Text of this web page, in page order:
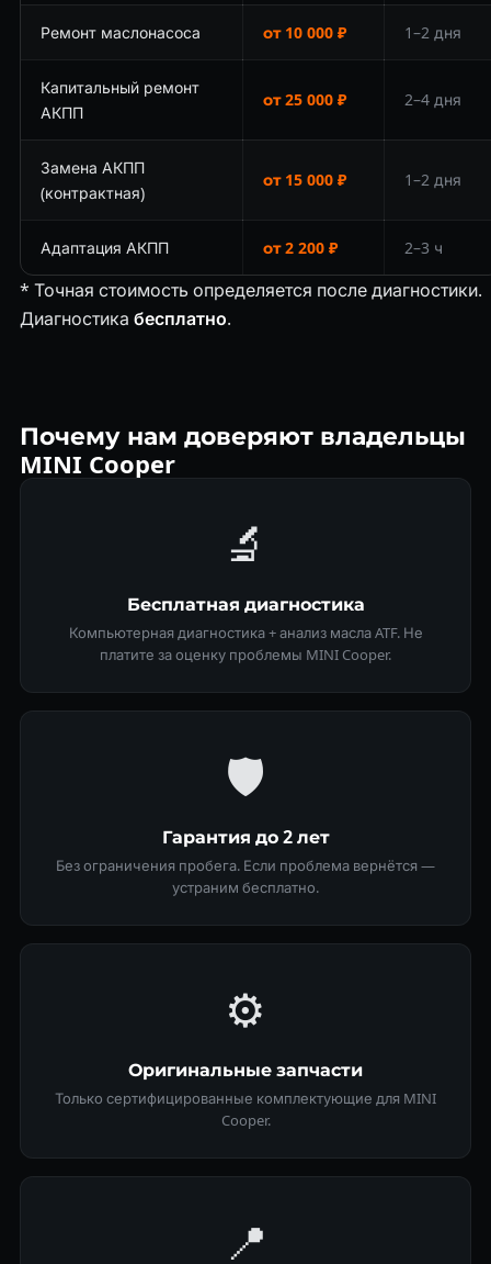
Ремонт маслонасоса от 10 000 ₽ 1–2 дня
Капитальный ремонт
АКПП
от 25 000 ₽ 2–4 дня
Замена АКПП
(контрактная)
от 15 000 ₽ 1–2 дня
Адаптация АКПП от 2 200 ₽ 2–3 ч
* Точная стоимость определяется после диагностики.
Диагностика бесплатно.
Почему нам доверяют владельцы
MINI Cooper
🔬
Бесплатная диагностика
Компьютерная диагностика + анализ масла ATF. Не
платите за оценку проблемы MINI Cooper.
🛡
Гарантия до 2 лет
Без ограничения пробега. Если проблема вернётся —
устраним бесплатно.
⚙️
Оригинальные запчасти
Только сертифицированные комплектующие для MINI
Cooper.
📍